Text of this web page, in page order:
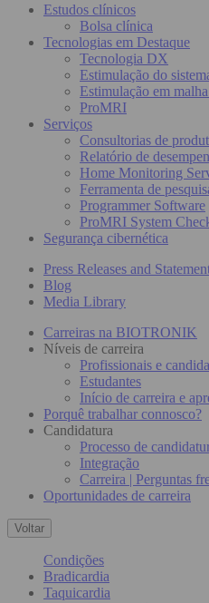
Estudos clínicos
Bolsa clínica
Tecnologias em Destaque
Tecnologia DX
Estimulação do
Estimulação em
ProMRI
Serviços
Consultorias de
Relatório de
Home Monitoring
Ferramenta de
Programmer Software
ProMRI System
Segurança cibernética
Press Releases and
Blog
Media Library
Carreiras na BIOTRONIK
Níveis de carreira
Profissionais e
Estudantes
Início de carreira e
Porquê trabalhar connosco?
Candidatura
Processo de
Integração
Carreira | Perguntas
Oportunidades de carreira
Voltar
Condições
Bradicardia
Taquicardia